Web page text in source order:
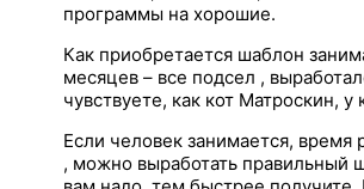
программы на хорошие.
Как приобретается шаблон
месяцев – все подсел ,
чувствуете, как кот Матроскин,
Если человек занимается, время
, можно выработать правильный